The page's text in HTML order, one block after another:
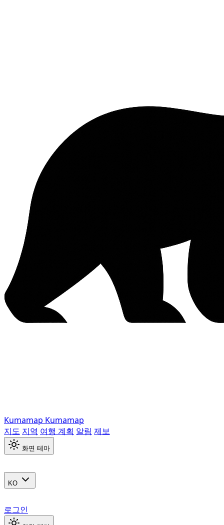
Kumamap Kumamap
지도 지역 여행 계획 알림 제보
화면 테마
KO
로그인